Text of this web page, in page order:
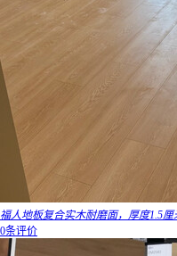
福人地板复合实木耐磨面，厚度1.5厘
0条评价